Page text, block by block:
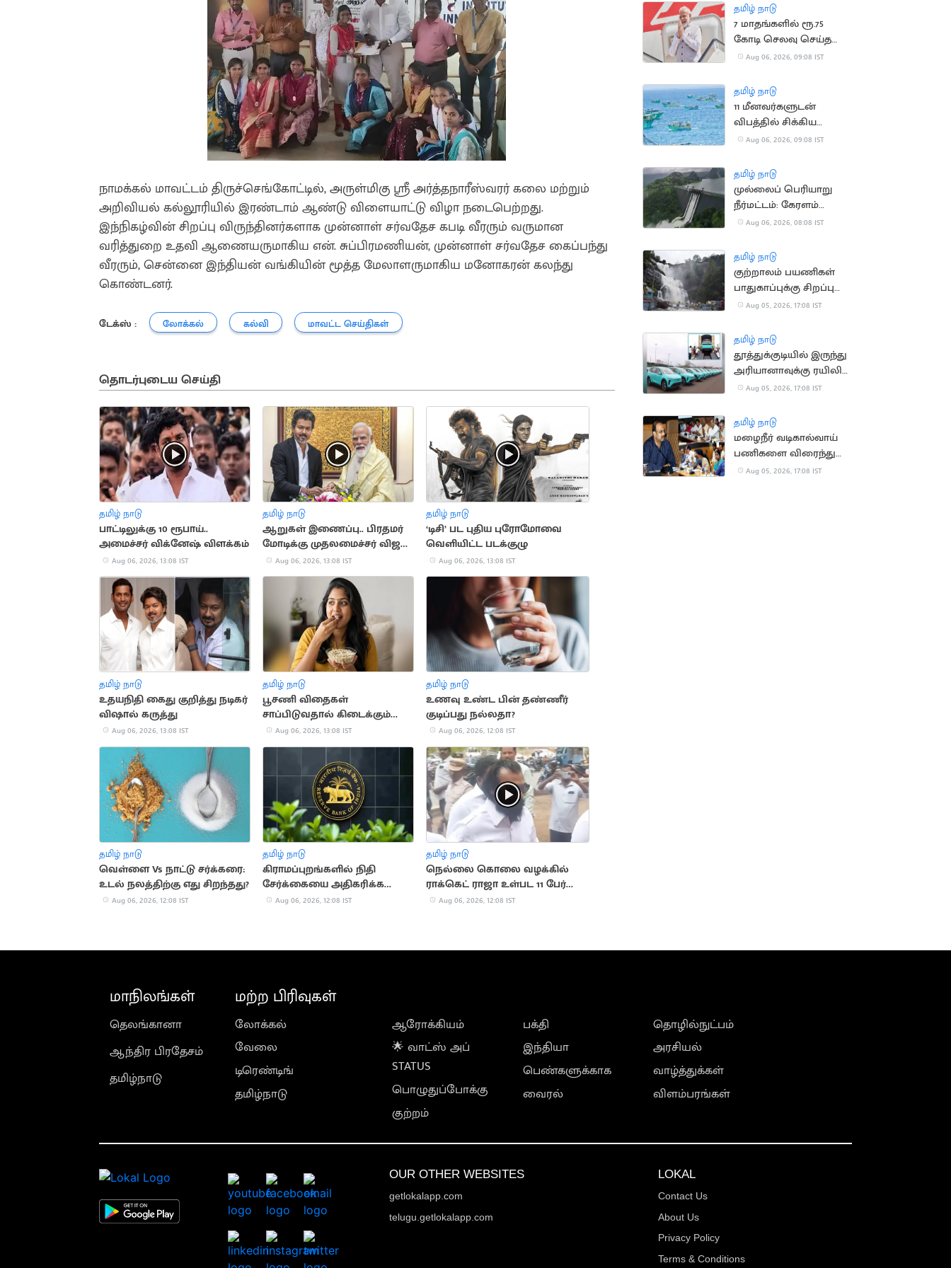
நாமக்கல் மாவட்டம் திருச்செங்கோட்டில், அருள்மிகு ஶ்ரீ அர்த்தநாரீஸ்வரர் கலை மற்றும்
அறிவியல் கல்லூரியில் இரண்டாம் ஆண்டு விளையாட்டு விழா நடைபெற்றது.
இந்நிகழ்வின் சிறப்பு விருந்தினர்களாக முன்னாள் சர்வதேச கபடி வீரரும் வருமான
வரித்துறை உதவி ஆணையருமாகிய என். சுப்பிரமணியன், முன்னாள் சர்வதேச கைப்பந்து
வீரரும், சென்னை இந்தியன் வங்கியின் மூத்த மேலாளருமாகிய மனோகரன் கலந்து
கொண்டனர்.
டேக்ஸ் : லோக்கல் கல்வி மாவட்ட செய்திகள்
தொடர்புடைய செய்தி
தமிழ் நாடு
பாட்டிலுக்கு 10 ரூபாய்..
அமைச்சர் விக்னேஷ் விளக்கம்
Aug 06, 2026, 13:08 IST
தமிழ் நாடு
ஆறுகள் இணைப்பு.. பிரதமர்
மோடிக்கு முதலமைச்சர் விஜய்
கடிதம்
Aug 06, 2026, 13:08 IST
தமிழ் நாடு
‘டிசி’ பட புதிய புரோமோவை
வெளியிட்ட படக்குழு
Aug 06, 2026, 13:08 IST
தமிழ் நாடு
உதயநிதி கைது குறித்து நடிகர்
விஷால் கருத்து
Aug 06, 2026, 13:08 IST
தமிழ் நாடு
பூசணி விதைகள்
சாப்பிடுவதால் கிடைக்கும்
ஆரோக்கிய நன்மைகள்
Aug 06, 2026, 13:08 IST
தமிழ் நாடு
உணவு உண்ட பின் தண்ணீர்
குடிப்பது நல்லதா?
Aug 06, 2026, 12:08 IST
தமிழ் நாடு
வெள்ளை Vs நாட்டு சர்க்கரை:
உடல் நலத்திற்கு எது சிறந்தது?
Aug 06, 2026, 12:08 IST
தமிழ் நாடு
கிராமப்புறங்களில் நிதி
சேர்க்கையை அதிகரிக்க
ரிசர்வ் வங்கி உத்தரவு
Aug 06, 2026, 12:08 IST
தமிழ் நாடு
நெல்லை கொலை வழக்கில்
ராக்கெட் ராஜா உள்பட 11 பேர்
விடுதலை
Aug 06, 2026, 12:08 IST
தமிழ் நாடு
7 மாதங்களில் ரூ.75
கோடி செலவு செய்த
பிரதமர் மோடி
Aug 06, 2026, 09:08 IST
தமிழ் நாடு
11 மீனவர்களுடன்
விபத்தில் சிக்கிய
இந்திய மீனவர்களின்
Aug 06, 2026, 09:08 IST
தமிழ் நாடு
முல்லைப் பெரியாறு
நீர்மட்டம்: கேரளம்
அமைச்சர் எச்சரிக்கை
Aug 06, 2026, 08:08 IST
தமிழ் நாடு
குற்றாலம் பயணிகள்
பாதுகாப்புக்கு சிறப்பு
கண்காணிப்பு குழு
Aug 05, 2026, 17:08 IST
தமிழ் நாடு
தூத்துக்குடியில் இருந்து
அரியானாவுக்கு ரயிலில்
செல்லும் மின்சார
Aug 05, 2026, 17:08 IST
தமிழ் நாடு
மழைநீர் வடிகால்வாய்
பணிகளை விரைந்து
முடிக்க உத்தரவு
Aug 05, 2026, 17:08 IST
மாநிலங்கள்
தெலங்கானா
ஆந்திர பிரதேசம்
தமிழ்நாடு
மற்ற பிரிவுகள்
லோக்கல்
வேலை
டிரெண்டிங்
தமிழ்நாடு
ஆரோக்கியம்
🌟 வாட்ஸ் அப்
STATUS
பொழுதுப்போக்கு
குற்றம்
பக்தி
இந்தியா
பெண்களுக்காக
வைரல்
தொழில்நுட்பம்
அரசியல்
வாழ்த்துக்கள்
விளம்பரங்கள்
OUR OTHER WEBSITES
getlokalapp.com
telugu.getlokalapp.com
LOKAL
Contact Us
About Us
Privacy Policy
Terms & Conditions